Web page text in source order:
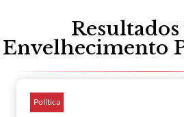
Envelhecimento
Política